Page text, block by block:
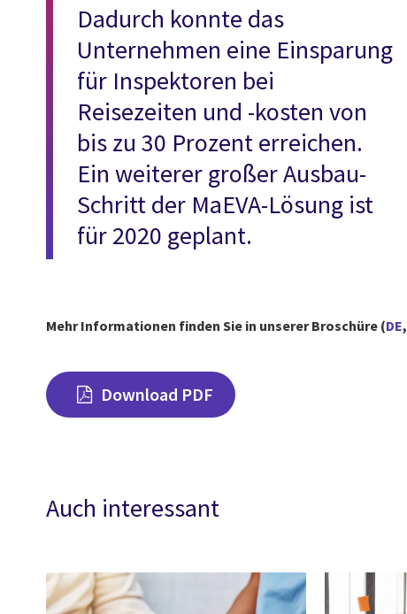
Dadurch konnte das
Unternehmen eine Einsparung
für Inspektoren bei
Reisezeiten und -kosten von
bis zu 30 Prozent erreichen.
Ein weiterer großer Ausbau-
Schritt der MaEVA-Lösung ist
für 2020 geplant.
Mehr Informationen finden Sie in unsererBroschüre (DE,
Download PDF
Auch interessant